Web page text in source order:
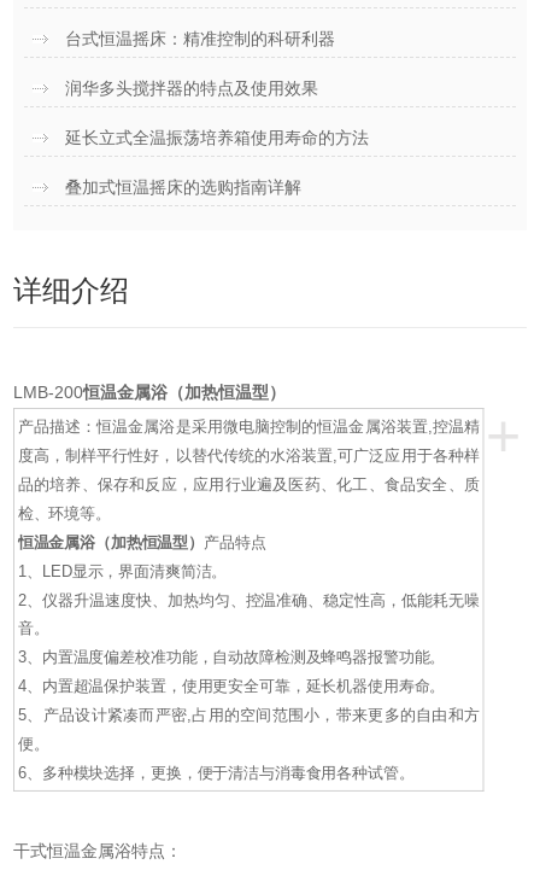
台式恒温摇床：精准控制的科研利器
润华多头搅拌器的特点及使用效果
延长立式全温振荡培养箱使用寿命的方法
叠加式恒温摇床的选购指南详解
详细介绍
LMB-200恒温金属浴（加热恒温型）
+
产品描述：恒温金属浴是采用微电脑控制的恒温金属浴装置,控温精
度高，制样平行性好，以替代传统的水浴装置,可广泛应用于各种样
品的培养、保存和反应，应用行业遍及医药、化工、食品安全、质
检、环境等。
恒温金属浴（加热恒温型） 产品特点
1、LED显示，界面清爽简洁。
2、仪器升温速度快、加热均匀、控温准确、稳定性高，低能耗无噪
音。
3、内置温度偏差校准功能，自动故障检测及蜂鸣器报警功能。
4、内置超温保护装置，使用更安全可靠，延长机器使用寿命。
5、产品设计紧凑而严密,占用的空间范围小，带来更多的自由和方
便。
6、多种模块选择，更换，便于清洁与消毒食用各种试管。
干式恒温金属浴特点：